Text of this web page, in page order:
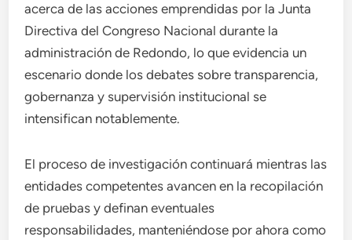
acerca de las acciones emprendidas por la Junta
Directiva del Congreso Nacional durante la
administración de Redondo, lo que evidencia un
escenario donde los debates sobre transparencia,
gobernanza y supervisión institucional se
intensifican notablemente.
El proceso de investigación continuará mientras las
entidades competentes avancen en la recopilación
de pruebas y definan eventuales
responsabilidades, manteniéndose por ahora como